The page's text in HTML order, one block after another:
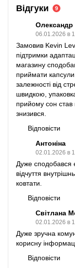
Відгуки 9
Олександр
06.01.2026 в
Замовив Kevin
підтримки
магазину
приймати
залежності від
швидкою,
прийому сон став
знизився.
Відповісти
Антоніна
02.01.2026 в
Дуже сподобався
відчуття
ковтати.
Відповісти
Світлана
02.01.2026 в
Дуже зручна
корисну
Відповісти